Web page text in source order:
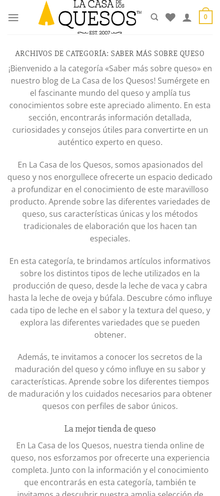
0
ARCHIVOS DE CATEGORÍA: SABER MÁS SOBRE QUESO
¡Bienvenido a la categoría «Saber más sobre queso» en
nuestro blog de La Casa de los Quesos! Sumérgete en
el fascinante mundo del queso y amplía tus
conocimientos sobre este apreciado alimento. En esta
sección, encontrarás información detallada,
curiosidades y consejos útiles para convertirte en un
auténtico experto en queso.
En La Casa de los Quesos, somos apasionados del
queso y nos enorgullece ofrecerte un espacio dedicado
a profundizar en el conocimiento de este maravilloso
producto. Aprende sobre las diferentes variedades de
queso, sus características únicas y los métodos
tradicionales de elaboración que los hacen tan
especiales.
En esta categoría, te brindamos artículos informativos
sobre los distintos tipos de leche utilizados en la
producción de queso, desde la leche de vaca y cabra
hasta la leche de oveja y búfala. Descubre cómo influye
cada tipo de leche en el sabor y la textura del queso, y
explora las diferentes variedades que se pueden
obtener.
Además, te invitamos a conocer los secretos de la
maduración del queso y cómo influye en su sabor y
características. Aprende sobre los diferentes tiempos
de maduración y los cuidados necesarios para obtener
quesos con perfiles de sabor únicos.
La mejor tienda de queso
En La Casa de los Quesos, nuestra tienda online de
queso, nos esforzamos por ofrecerte una experiencia
completa. Junto con la información y el conocimiento
que encontrarás en esta categoría, también te